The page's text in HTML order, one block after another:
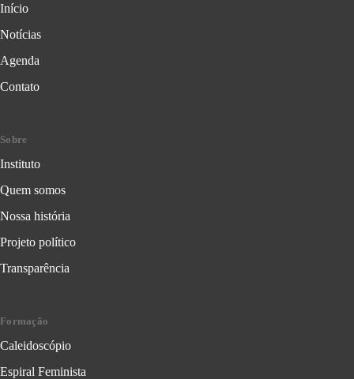
Início
Notícias
Agenda
Contato
Sobre
Instituto
Quem somos
Nossa história
Projeto político
Transparência
Formação
Caleidoscópio
Espiral Feminista